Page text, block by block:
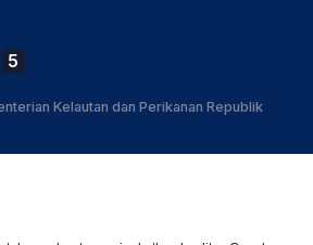
5
Kelautan dan Perikanan Republik